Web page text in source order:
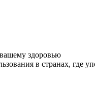
здоровью
в странах, где